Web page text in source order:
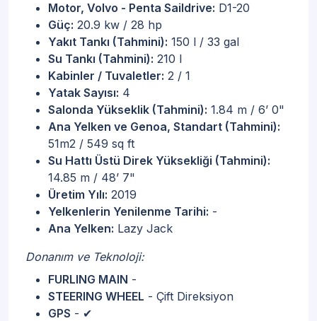
Motor, Volvo - Penta Saildrive: D1-20
Güç: 20.9 kw / 28 hp
Yakıt Tankı (Tahmini): 150 l / 33 gal
Su Tankı (Tahmini): 210 l
Kabinler / Tuvaletler: 2 / 1
Yatak Sayısı: 4
Salonda Yükseklik (Tahmini): 1.84 m / 6’ 0"
Ana Yelken ve Genoa, Standart (Tahmini):
51m2 / 549 sq ft
Su Hattı Üstü Direk Yüksekliği (Tahmini):
14.85 m / 48’ 7"
Üretim Yılı: 2019
Yelkenlerin Yenilenme Tarihi: -
Ana Yelken: Lazy Jack
Donanım ve Teknoloji:
FURLING MAIN -
STEERING WHEEL - Çift Direksiyon
GPS - ✔